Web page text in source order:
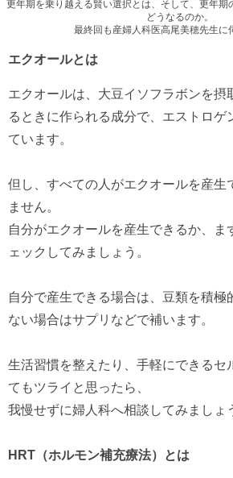
更年期を乗り越える賢い選択とは、そして、更年期
どうなるのか。
最終回も産婦人科医高尾美穂先生に
エクオールとは
エクオールは、大豆イソフラボンを摂
るときに作られる成分で、エストロゲ
ています。
但し、すべての人がエクオールを産生
ません。
自分がエクオールを産生できるか、ま
ェックしてみましょう。
自分で産生できる場合は、豆類を積極
ない場合はサプリなどで補います。
生活習慣を整えたり、手軽にできるセ
てもツライと思ったら、
我慢せずに婦人科へ相談してみましょ
HRT（ホルモン補充療法）とは